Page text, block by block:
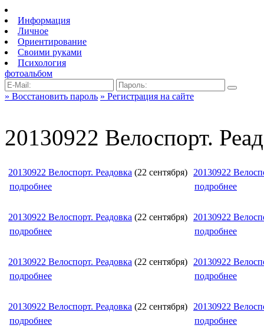
Информация
Личное
Ориентирование
Своими руками
Психология
фотоальбом
» Восстановить пароль » Регистрация на сайте
20130922 Велоспорт.
20130922 Велоспорт. Реадовка (22 сентября)
подробнее
20130922
подробнее
20130922 Велоспорт. Реадовка (22 сентября)
подробнее
20130922
подробнее
20130922 Велоспорт. Реадовка (22 сентября)
подробнее
20130922
подробнее
20130922 Велоспорт. Реадовка (22 сентября)
подробнее
20130922
подробнее